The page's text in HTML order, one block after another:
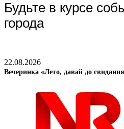
Будьте в курсе
города
22.08.2026
Вечеринка «Лето, давай до